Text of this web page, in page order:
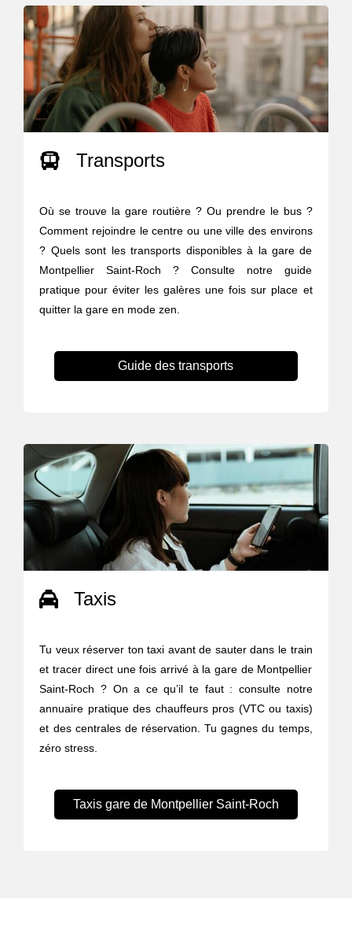
Transports
Où se trouve la gare routière ? Ou prendre le bus ?
Comment rejoindre le centre ou une ville des environs
? Quels sont les transports disponibles à la gare de
Montpellier Saint-Roch ? Consulte notre guide
pratique pour éviter les galères une fois sur place et
quitter la gare en mode zen.
Guide des transports
Taxis
Tu veux réserver ton taxi avant de sauter dans le train
et tracer direct une fois arrivé à la gare de Montpellier
Saint-Roch ? On a ce qu’il te faut : consulte notre
annuaire pratique des chauffeurs pros (VTC ou taxis)
et des centrales de réservation. Tu gagnes du temps,
zéro stress.
Taxis gare de Montpellier Saint-Roch